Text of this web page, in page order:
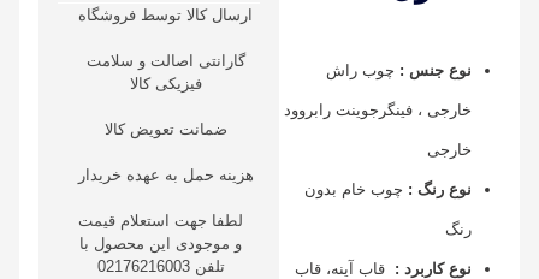
نوع جنس : چوب راش
خارجی ، فینگرجوینت رابروود
خارجی
نوع رنگ : چوب خام بدون
رنگ
نوع کاربرد : قاب آینه، قاب
ارسال کالا توسط فروشگاه
گارانتی اصالت و سلامت
فیزیکی کالا
ضمانت تعویض کالا
هزینه حمل به عهده خریدار
لطفا جهت استعلام قیمت
و موجودی این محصول با
تلفن 02176216003